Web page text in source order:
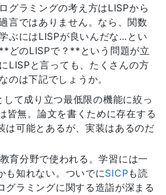
グラミングの考え方はLISPから
言ではありません。なら、関数
ぶにはLISPが良いんだな…とい
どのLISPで？**という問題が立
LISPと言っても、たくさんの方
のは下記でしょうか。
て成り立つ最低限の機能に絞っ
皆無。論文を書くために存在する
は可能とあるが、実装はあるのだ
育分野で使われる。学習には一
も知れない。ついでにSICPも読
グラミングに関する造詣が深まる